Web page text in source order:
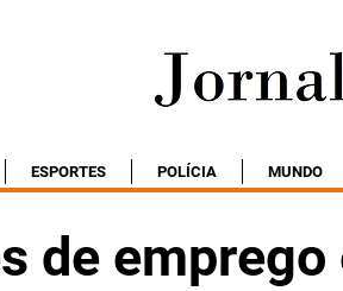
ESPORTES POLÍCIA MUNDO
de emprego